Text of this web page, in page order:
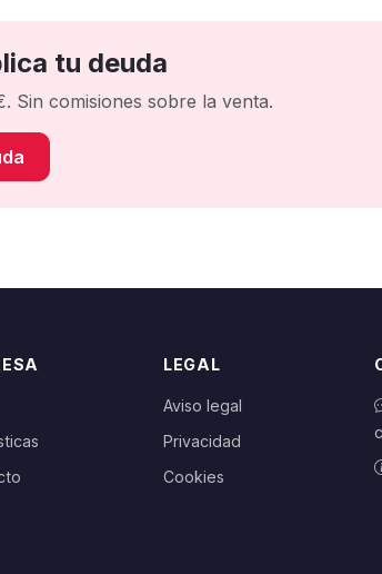
tu deuda
Sin comisiones sobre la venta.
LEGAL
Aviso legal
Privacidad
Cookies